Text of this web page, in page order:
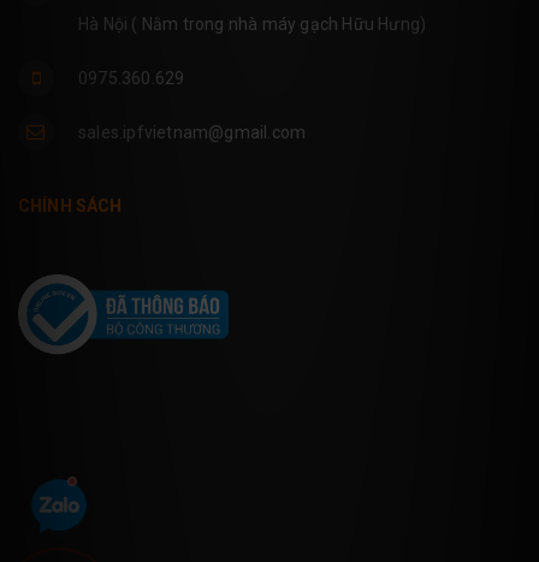
Hà Nội ( Nằm trong nhà máy gạch Hữu Hưng)
0975.360.629
sales.ipfvietnam@gmail.com
CHÍNH SÁCH